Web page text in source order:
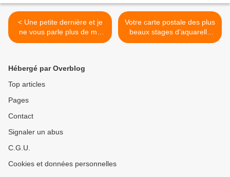
< Une petite dernière et je
ne vous parle plus de ma
peinture pour un bon
Votre carte postale des plus
beaux stages d’aquarelle
de l’été ! (2ème partie) >
Hébergé par Overblog
Top articles
Pages
Contact
Signaler un abus
C.G.U.
Cookies et données personnelles